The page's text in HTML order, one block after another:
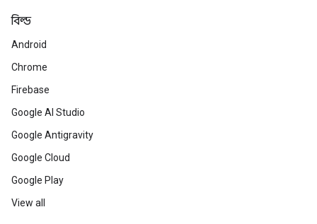
বিল্ড
Android
Chrome
Firebase
Google AI Studio
Google Antigravity
Google Cloud
Google Play
View all